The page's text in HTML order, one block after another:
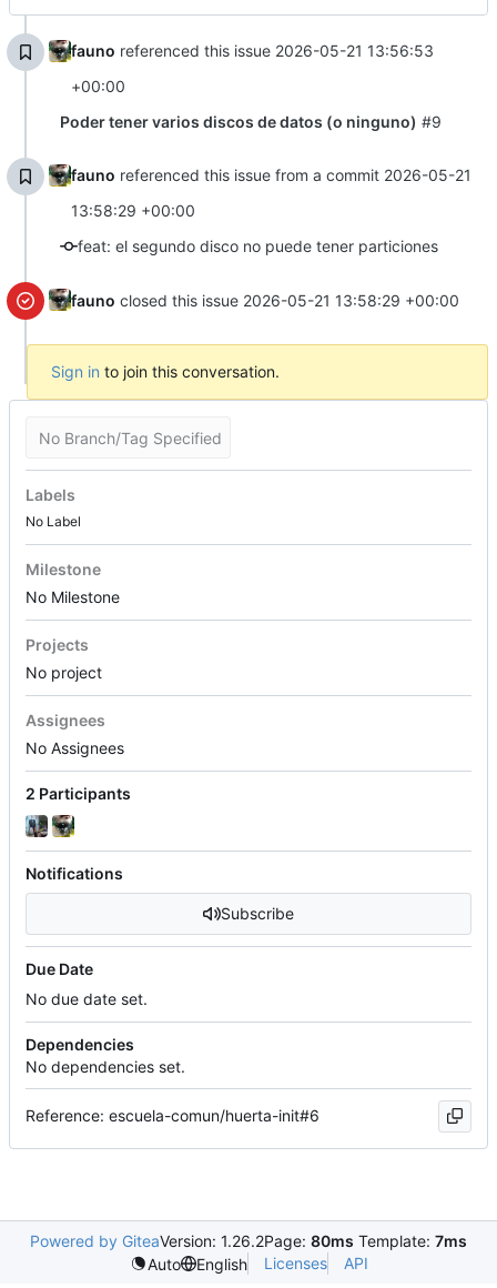
fauno referenced this issue 2026-05-21 13:56:53
+00:00
Poder tener varios discos de datos (o ninguno) #9
fauno referenced this issue from a commit 2026-05-21
13:58:29 +00:00
feat: el segundo disco no puede tener particiones
fauno closed this issue 2026-05-21 13:58:29 +00:00
Sign in to join this conversation.
No Branch/Tag Specified
Labels
No Label
Milestone
No Milestone
Projects
No project
Assignees
No Assignees
2 Participants
Notifications
Subscribe
Due Date
No due date set.
Dependencies
No dependencies set.
Reference: escuela-comun/huerta-init#6
Powered by GiteaVersion: 1.26.2Page: 80ms Template: 7ms
Auto
English Licenses API